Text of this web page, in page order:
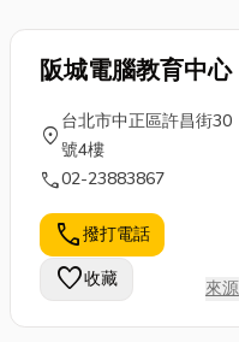
高處的龐然大
物感到好奇？
是——吊車！
吊車不光是提
高工作效率的
關鍵設備，更
是確保高空作
業安全的堅實
後盾。從最基
本的貨物裝
決
間
高
地
用
阪城電腦教育中心
location_on
台北市中正區許昌街30
號4樓
call02-23883867
call撥打電話
favorite收藏 來源